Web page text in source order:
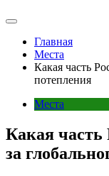
Главная
Места
Какая часть
потепления
Места
Какая часть
за